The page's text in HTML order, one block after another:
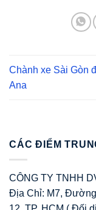
Chành xe Sài Gòn
Ana
CÁC ĐIỂM
CÔNG TY TNHH
Địa Chỉ: M7,